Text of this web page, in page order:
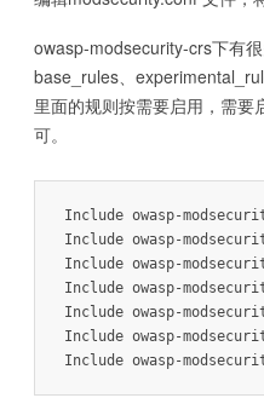
owasp-modsecurity-crs下有
base_rules、
里面的规则按需要启用，需要
可。
Include owasp-
Include owasp-
Include owasp-
Include owasp-
Include owasp-
Include owasp-